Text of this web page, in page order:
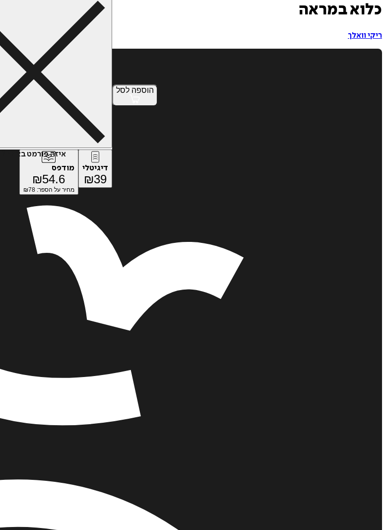
הוספה לסל
איזה פורמט בא לך?
דיגיטלי
₪39
מודפס
₪54.6
מחיר על הספר: ₪78
כלוא במראה
ריקי וואלך